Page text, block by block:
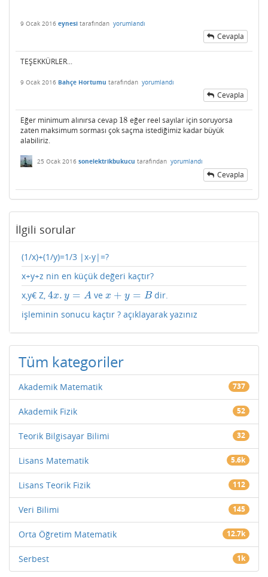
9 Ocak 2016 eynesi tarafından yorumlandı
Cevapla
TEŞEKKÜRLER...
9 Ocak 2016 Bahçe Hortumu tarafından yorumlandı
Cevapla
Eğer minimum alınırsa cevap 18
18 eğer reel sayılar için soruyorsa
zaten maksimum sorması çok saçma istediğimiz kadar büyük
alabiliriz.
25 Ocak 2016 sonelektrikbukucu tarafından yorumlandı
Cevapla
İlgili sorular
(1/x)+(1/y)=1/3 |x-y|=?
x+y+z nin en küçük değeri kaçtır?
x,y€ Z, 4x. y = A
4x.y =A vex + y = B
x+y= B
dir.
işleminin sonucu kaçtır ? açıklayarak yazınız
Tüm kategoriler
Akademik Matematik 737
Akademik Fizik 52
Teorik Bilgisayar Bilimi 32
Lisans Matematik 5.6k
Lisans Teorik Fizik 112
Veri Bilimi 145
Orta Öğretim Matematik 12.7k
Serbest 1k